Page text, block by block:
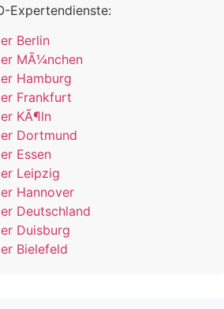
Expertendienste:
Berlin
MÃ¼nchen
Hamburg
Frankfurt
KÃ¶ln
Dortmund
Essen
Leipzig
Hannover
Deutschland
Duisburg
Bielefeld